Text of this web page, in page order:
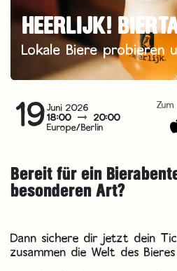
HEERLIJK!
Lokale Biere probieren
19Juni 2026
18:00 20:00
Europe/Berlin
Bereit für ein
besonderen Art?
Dann sichere dir jetzt dein
zusammen die Welt des